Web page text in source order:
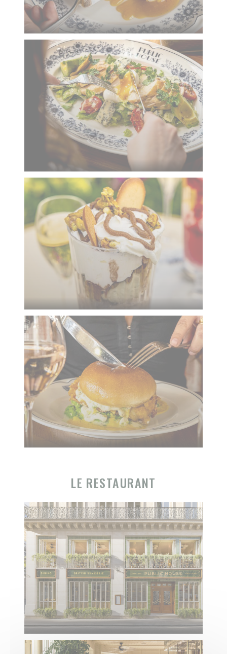
LE RESTAURANT